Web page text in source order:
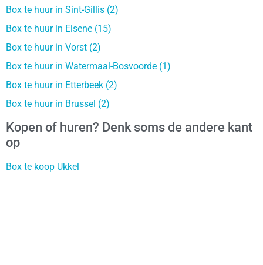
Box te huur in Sint-Gillis (2)
Box te huur in Elsene (15)
Box te huur in Vorst (2)
Box te huur in Watermaal-Bosvoorde (1)
Box te huur in Etterbeek (2)
Box te huur in Brussel (2)
Kopen of huren? Denk soms de andere kant
op
Box te koop Ukkel